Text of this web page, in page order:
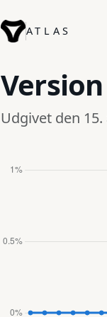
ATLAS
Version
Udgivet den